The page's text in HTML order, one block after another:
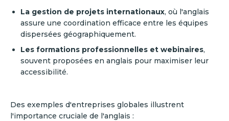
La gestion de projets internationaux, où l'anglais
assure une coordination efficace entre les équipes
dispersées géographiquement.
Les formations professionnelles et webinaires,
souvent proposées en anglais pour maximiser leur
accessibilité.
Des exemples d'entreprises globales illustrent
l'importance cruciale de l'anglais :